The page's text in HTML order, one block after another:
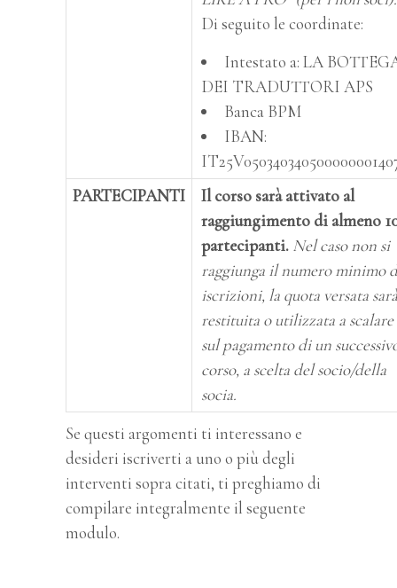
Di seguito le coordinate:
Intestato a: LA
DEI TRADUTTORI APS
Banca BPM
IBAN:
PARTECIPANTI
Il corso sarà attivato al
raggiungimento di almeno
partecipanti. Nel caso non si
raggiunga il numero minimo
iscrizioni, la quota versata sarà
restituita o utilizzata a scalare
sul pagamento di un
corso, a scelta del socio/della
socia.
Se questi argomenti ti interessano e
desideri iscriverti a uno o più degli
interventi sopra citati, ti preghiamo di
compilare integralmente il seguente
modulo.